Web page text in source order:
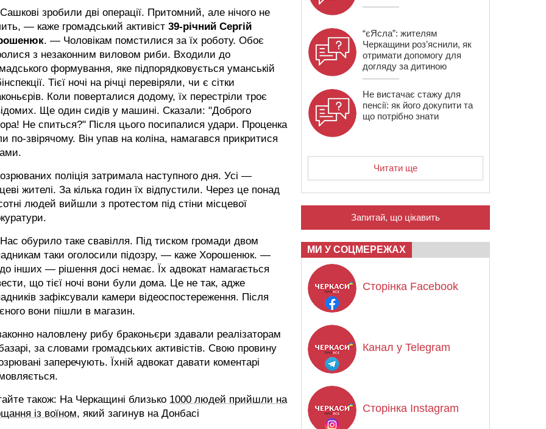
зробили дві операції. Притомний, але нічого не
— каже громадський активіст 39-річний Сергій
. — Чоловікам помстилися за їх роботу. Обоє
з незаконним виловом риби. Входили до
формування, яке підпорядковується уманській
Тієї ночі на річці перевіряли, чи є сітки
Коли поверталися додому, їх перестріли троє
Ще один сидів у машині. Сказали: "Доброго
Не спиться?" Після цього посипалися удари. Проценка
по-звірячому. Він упав на коліна, намагався прикритися
поліція затримала наступного дня. Усі —
жителі. За кілька годин їх відпустили. Через це понад
людей вийшли з протестом під стіни місцевої
обурило таке свавілля. Під тиском громади двом
таки оголосили підозру, — каже Хорошенюк. —
інших — рішення досі немає. Їх адвокат намагається
що тієї ночі вони були дома. Це не так, адже
зафіксували камери відео­спостереження. Після
вони пішли в магазин.
наловлену рибу браконьєри здавали реалізаторам
за словами громадських активістів. Свою провину
заперечують. Їхній адвокат давати коментарі
також: На Черкащині близько 1000 людей прийшли на
із воїном, який загинув на Донбасі
“єЯсла”: жителям
Черкащини роз’яснили, як
отримати допомогу для
догляду за дитиною
Не вистачає стажу для
пенсії: як його докупити та
що потрібно знати
Читати ще
Запитай, що цікавить
МИ У СОЦМЕРЕЖАХ
Сторінка Facebook
Канал у Telegram
Сторінка Instagram